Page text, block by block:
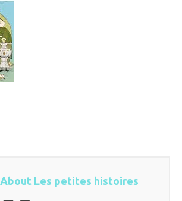
About Les petites histoires